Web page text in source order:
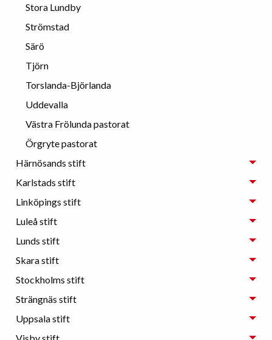
Stora Lundby
Strömstad
Särö
Tjörn
Torslanda-Björlanda
Uddevalla
Västra Frölunda pastorat
Örgryte pastorat
Härnösands stift
Karlstads stift
Linköpings stift
Luleå stift
Lunds stift
Skara stift
Stockholms stift
Strängnäs stift
Uppsala stift